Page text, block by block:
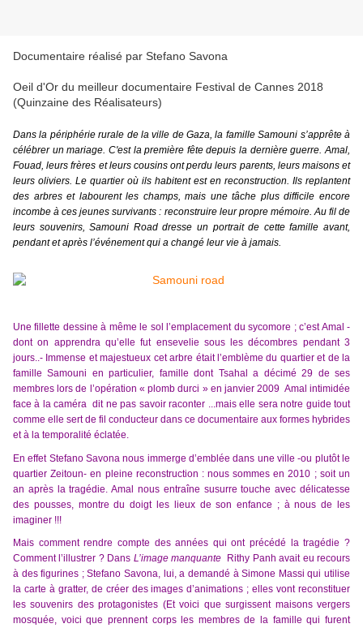
Documentaire réalisé par Stefano Savona
Oeil d'Or du meilleur documentaire Festival de Cannes 2018
(Quinzaine des Réalisateurs)
Dans la périphérie rurale de la ville de Gaza, la famille Samouni s’apprête à
célébrer un mariage. C'est la première fête depuis la dernière guerre. Amal,
Fouad, leurs frères et leurs cousins ont perdu leurs parents, leurs maisons et
leurs oliviers. Le quartier où ils habitent est en reconstruction. Ils replantent
des arbres et labourent les champs, mais une tâche plus difficile encore
incombe à ces jeunes survivants : reconstruire leur propre mémoire. Au fil de
leurs souvenirs, Samouni Road dresse un portrait de cette famille avant,
pendant et après l’événement qui a changé leur vie à jamais.
Une fillette dessine à même le sol l’emplacement du sycomore ; c’est Amal -
dont on apprendra qu’elle fut ensevelie sous les décombres pendant 3
jours..- Immense et majestueux cet arbre était l’emblème du quartier et de la
famille Samouni en particulier, famille dont Tsahal a décimé 29 de ses
membres lors de l’opération « plomb durci » en janvier 2009 Amal intimidée
face à la caméra dit ne pas savoir raconter ...mais elle sera notre guide tout
comme elle sert de fil conducteur dans ce documentaire aux formes hybrides
et à la temporalité éclatée.
En effet Stefano Savona nous immerge d’emblée dans une ville -ou plutôt le
quartier Zeitoun- en pleine reconstruction : nous sommes en 2010 ; soit un
an après la tragédie. Amal nous entraîne susurre touche avec délicatesse
des pousses, montre du doigt les lieux de son enfance ; à nous de les
imaginer !!!
Mais comment rendre compte des années qui ont précédé la tragédie ?
Comment l’illustrer ? Dans L’image manquante
Rithy Panh avait eu recours
à des figurines ; Stefano Savona, lui, a demandé à Simone Massi qui utilise
la carte à gratter, de créer des images d’animations ; elles vont reconstituer
les souvenirs des protagonistes (Et voici que surgissent maisons vergers
mosquée, voici que prennent corps les membres de la famille qui furent